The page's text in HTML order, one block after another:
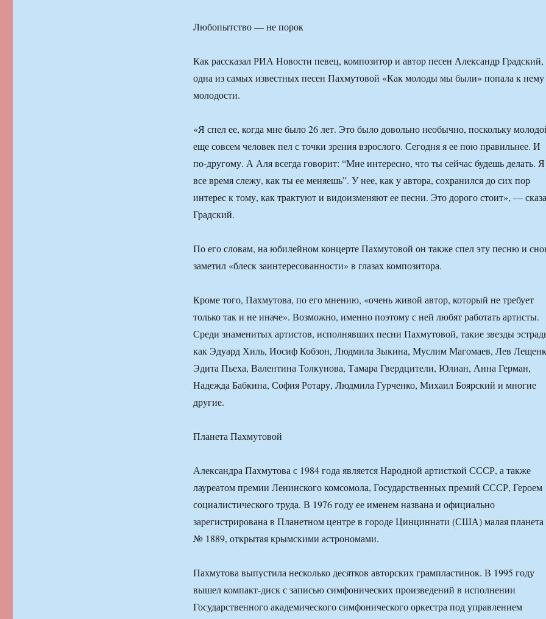
Любопытство — не порок
Как рассказал РИА Новости певец, композитор и автор песен Александр Градский,
одна из самых известных песен Пахмутовой «Как молоды мы были» попала к нему
молодости.
«Я спел ее, когда мне было 26 лет. Это было довольно необычно, поскольку
еще совсем человек пел с точки зрения взрослого. Сегодня я ее пою правильнее. И
по-другому. А Аля всегда говорит: “Мне интересно, что ты сейчас будешь делать. Я
все время слежу, как ты ее меняешь”. У нее, как у автора, сохранился до сих пор
интерес к тому, как трактуют и видоизменяют ее песни. Это дорого стоит», —
Градский.
По его словам, на юбилейном концерте Пахмутовой он также спел эту песню и
заметил «блеск заинтересованности» в глазах композитора.
Кроме того, Пахмутова, по его мнению, «очень живой автор, который не требует
только так и не иначе». Возможно, именно поэтому с ней любят работать артисты.
Среди знаменитых артистов, исполнявших песни Пахмутовой, такие звезды
как Эдуард Хиль, Иосиф Кобзон, Людмила Зыкина, Муслим Магомаев, Лев
Эдита Пьеха, Валентина Толкунова, Тамара Гвердцители, Юлиан, Анна Герман,
Надежда Бабкина, София Ротару, Людмила Гурченко, Михаил Боярский и многие
другие.
Планета Пахмутовой
Александра Пахмутова с 1984 года является Народной артисткой СССР, а также
лауреатом премии Ленинского комсомола, Государственных премий СССР, Героем
социалистического труда. В 1976 году ее именем названа и официально
зарегистрирована в Планетном центре в городе Цинциннати (США) малая планета
№ 1889, открытая крымскими астрономами.
Пахмутова выпустила несколько десятков авторских грампластинок. В 1995 году
вышел компакт-диск с записью симфонических произведений в исполнении
Государственного академического симфонического оркестра под управлением